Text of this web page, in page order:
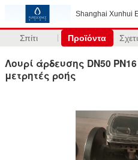
Shanghai Xunhui
Σπίτι Προϊόντα
Λουρί άρδευσης DN50
μετρητές ροής